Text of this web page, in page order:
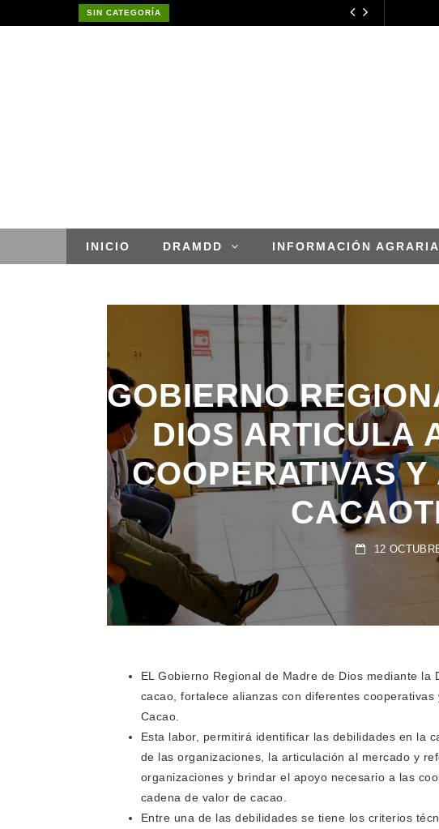
SIN CATEGORÍA
INICIO DRAMDD INFORMACIÓN AGRARIA
GOBIERNO
DIOS ARTICULA
COOPERATIVAS
12
EL Gobierno Regional de Madre de Dios mediante
cacao, fortalece alianzas con diferentes
Cacao.
Esta labor, permitirá identificar las debilidades en la
de las organizaciones, la articulación al mercado y
organizaciones y brindar el apoyo necesario a las
cadena de valor de cacao.
Entre una de las debilidades se tiene los criterios